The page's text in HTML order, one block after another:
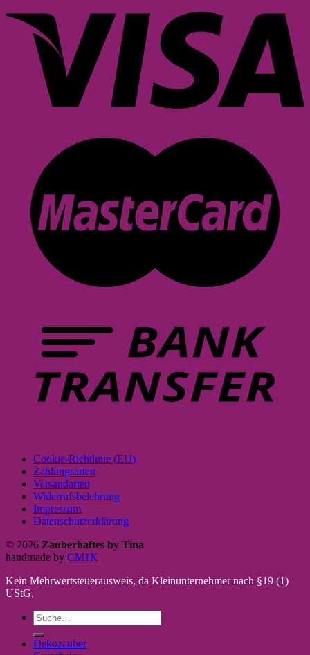
Cookie-Richtlinie (EU)
Zahlungsarten
Versandarten
Widerrufsbelehrung
Impressum
Datenschutzerklärung
© 2026 Zauberhaftes by Tina
handmade by CM1K
Kein Mehrwertsteuerausweis, da Kleinunternehmer nach §19 (1)
UStG.
Suche
nach:
Dekozauber